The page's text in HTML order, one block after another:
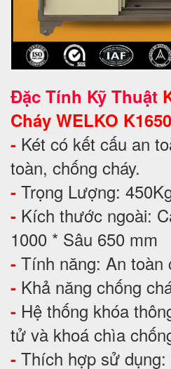
Đặc Tính Kỹ Thuật
Cháy WELKO
- Két có kết cấu an
toàn, chống cháy.
- Trọng Lượng:
- Kích thước ngoài:
1000 * Sâu 650 mm
- Tính năng: An toàn
- Khả năng chống
- Hệ thống khóa
tử và khoá chìa
- Thích hợp sử